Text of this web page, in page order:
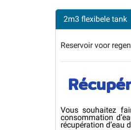
2m3 flexibele tank
Reservoir voor
Vous souhaitez
consommation
récupération d’eau